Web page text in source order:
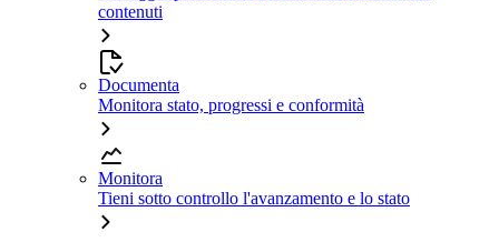
contenuti
Documenta
Monitora stato, progressi e conformità
Monitora
Tieni sotto controllo l'avanzamento e lo stato